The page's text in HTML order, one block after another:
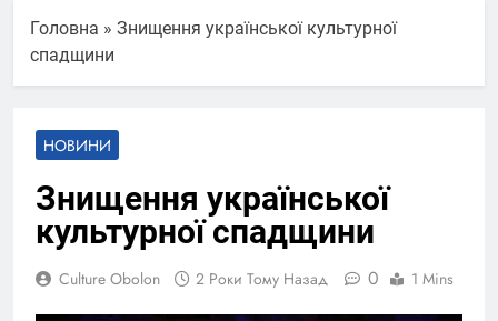
Головна » Знищення української культурної
спадщини
НОВИНИ
Знищення української
культурної спадщини
Culture Obolon 2 Роки Тому Назад 0 1 Mins